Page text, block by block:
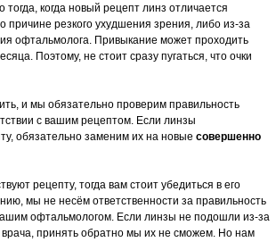
когда новый рецепт линз отличается
причине резкого ухудшения зрения, либо из-за
офтальмолога. Привыкание может проходить
Поэтому, не стоит сразу пугаться, что очки
и мы обязательно проверим правильность
с вашим рецептом. Если линзы
обязательно заменим их на новые совершенно
рецепту, тогда вам стоит убедиться в его
мы не несём ответственности за правильность
офтальмологом. Если линзы не подошли из-за
врача, принять обратно мы их не сможем. Но нам